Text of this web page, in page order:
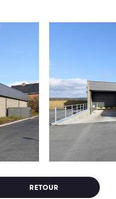
RETOUR